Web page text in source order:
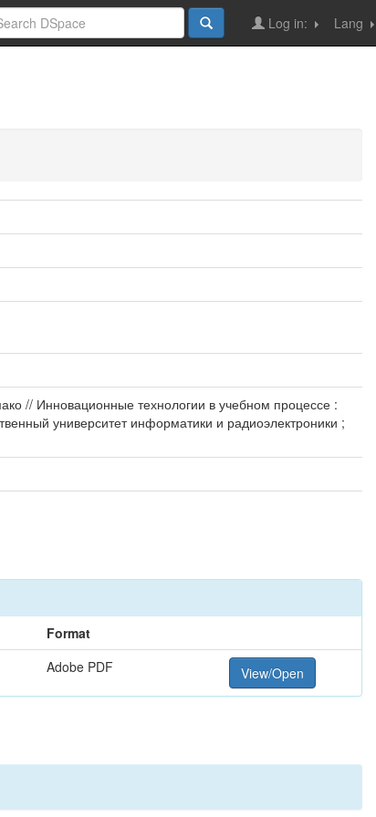
Lang
Log in:
// Инновационные технологии в учебном процессе :
университет информатики и радиоэлектроники ;
Format
Adobe PDF View/Open